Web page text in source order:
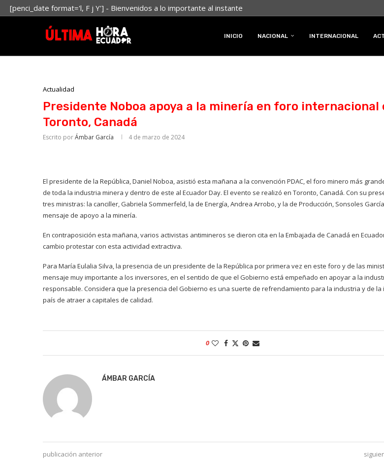
[penci_date format='l, F j Y'] - Bienvenidos a lo importante al instante
INICIO NACIONAL INTERNACIONAL
Actualidad
Presidente Noboa apoya a la minería en foro internacional
Toronto, Canadá
Escrito porÁmbar García 4 de marzo de 2024
El presidente de la República, Daniel Noboa, asistió esta mañana a la convención PDAC, el foro minero más
de toda la industria minera y dentro de este al Ecuador Day. El evento se realizó en Toronto, Canadá. Con su
tres ministras: la canciller, Gabriela Sommerfeld, la de Energía, Andrea Arrobo, y la de Producción, Sonsoles
mensaje de apoyo a la minería.
En contraposición esta mañana, varios activistas antimineros se dieron cita en la Embajada de Canadá en
cambio protestar con esta actividad extractiva.
Para María Eulalia Silva, la presencia de un presidente de la República por primera vez en este foro y de las
mensaje muy importante a los inversores, en el sentido de que el Gobierno está empeñado en apoyar a la
responsable. Considera que la presencia del Gobierno es una suerte de refrendamiento para la industria y de la
país de atraer a capitales de calidad.
0
ÁMBAR GARCÍA
publicación anterior